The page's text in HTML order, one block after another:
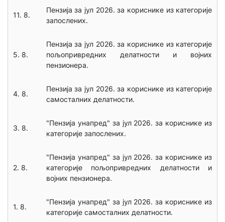
ОПШТИ УСЛОВИ ПОСЛОВАЊА
11. 8.
Пензија за јул 2026. за кориснике из категорије
запослених.
5. 8.
Пензија за јул 2026. за кориснике из категорије
пољопривредних делатности и војних
пензионера.
4. 8.
Пензија за јул 2026. за кориснике из категорије
самосталних делатности.
3. 8.
"Пензија унапред" за јул 2026. за кориснике из
категорије запослених.
2. 8.
"Пензија унапред" за јул 2026. за кориснике из
категорије пољопривредних делатности и
војних пензионера.
1. 8.
"Пензија унапред" за јул 2026. за кориснике из
категорије самосталних делатности.